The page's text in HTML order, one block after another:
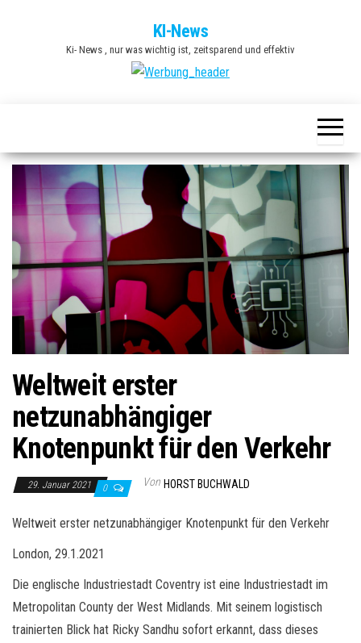
KI-News
Ki- News , nur was wichtig ist, zeitsparend und effektiv
Weltweit erster
netzunabhängiger
Knotenpunkt für den Verkehr
29. Januar 2021 0 Von HORST BUCHWALD
Weltweit erster netzunabhängiger Knotenpunkt für den Verkehr
London, 29.1.2021
Die englische Industriestadt Coventry ist eine Industriestadt im
Metropolitan County der West Midlands. Mit seinem logistisch
trainierten Blick hat Ricky Sandhu sofort erkannt, dass dieses